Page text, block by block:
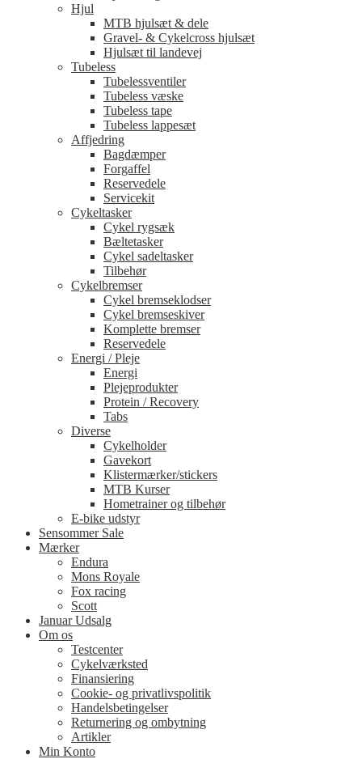
Hjul
MTB hjulsæt & dele
Gravel- & Cykelcross hjulsæt
Hjulsæt til landevej
Tubeless
Tubelessventiler
Tubeless væske
Tubeless tape
Tubeless lappesæt
Affjedring
Bagdæmper
Forgaffel
Reservedele
Servicekit
Cykeltasker
Cykel rygsæk
Bæltetasker
Cykel sadeltasker
Tilbehør
Cykelbremser
Cykel bremseklodser
Cykel bremseskiver
Komplette bremser
Reservedele
Energi / Pleje
Energi
Plejeprodukter
Protein / Recovery
Tabs
Diverse
Cykelholder
Gavekort
Klistermærker/stickers
MTB Kurser
Hometrainer og tilbehør
E-bike udstyr
Sensommer Sale
Mærker
Endura
Mons Royale
Fox racing
Scott
Januar Udsalg
Om os
Testcenter
Cykelværksted
Finansiering
Cookie- og privatlivspolitik
Handelsbetingelser
Returnering og ombytning
Artikler
Min Konto